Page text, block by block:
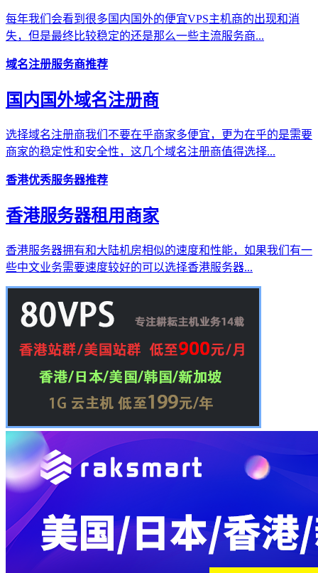
每年我们会看到很多国内国外的便宜VPS主机商的出现和消
失，但是最终比较稳定的还是那么一些主流服务商...
域名注册服务商推荐
国内国外域名注册商
选择域名注册商我们不要在乎商家多便宜，更为在乎的是需要
商家的稳定性和安全性，这几个域名注册商值得选择...
香港优秀服务器推荐
香港服务器租用商家
香港服务器拥有和大陆机房相似的速度和性能，如果我们有一
些中文业务需要速度较好的可以选择香港服务器...